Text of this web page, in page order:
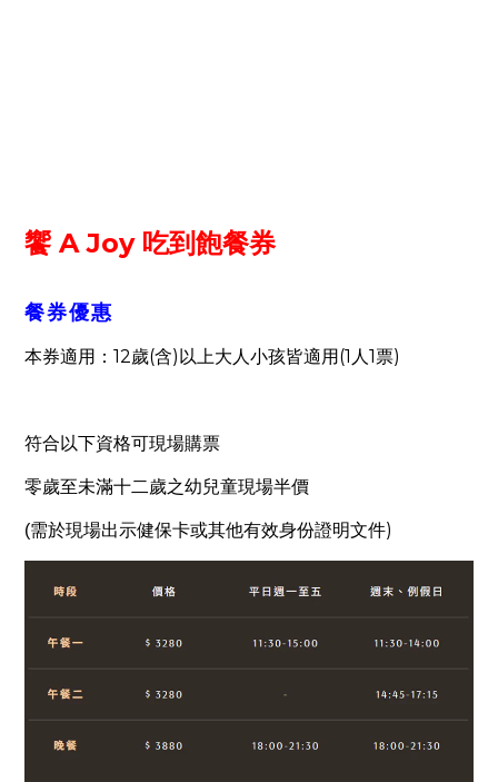
饗 A Joy 吃到飽餐券
餐券優惠
本券適用： 12歲(含) 以上大人小孩皆適用 (1 人 1 票)
符合以下資格可現場購票
零歲至未滿十二歲之幼兒童現場半價
(需於現場出示健保卡或其他有效身份證明文件)